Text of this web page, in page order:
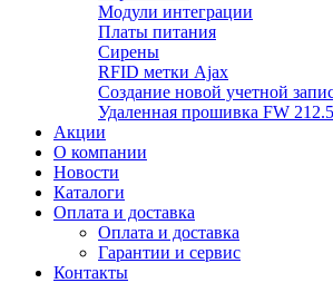
Модули интеграции
Платы питания
Сирены
RFID метки Ajax
Создание новой учетной
Удаленная прошивка FW 212.5
Акции
О компании
Новости
Каталоги
Оплата и доставка
Оплата и доставка
Гарантии и сервис
Контакты